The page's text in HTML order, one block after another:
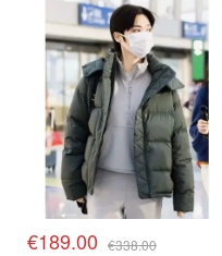
€189.00 €338.00